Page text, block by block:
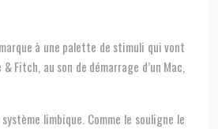
à une palette de stimuli qui vont
au son de démarrage d’un Mac,
limbique. Comme le souligne le